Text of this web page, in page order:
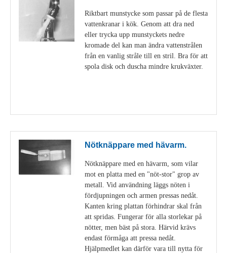
Riktbart munstycke som passar på de flesta
vattenkranar i kök. Genom att dra ned
eller trycka upp munstyckets nedre
kromade del kan man ändra vattenstrålen
från en vanlig stråle till en stril. Bra för att
spola disk och duscha mindre krukväxter.
Nötknäppare med hävarm.
Nötknäppare med en hävarm, som vilar
mot en platta med en "nöt-stor" grop av
metall. Vid användning läggs nöten i
fördjupningen och armen pressas nedåt.
Kanten kring plattan förhindrar skal från
att spridas. Fungerar för alla storlekar på
nötter, men bäst på stora. Härvid krävs
endast förmåga att pressa nedåt.
Hjälpmedlet kan därför vara till nytta för